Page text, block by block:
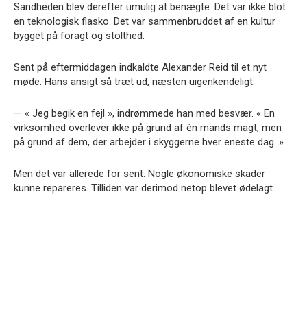
Sandheden blev derefter umulig at benægte. Det var ikke blot
en teknologisk fiasko. Det var sammenbruddet af en kultur
bygget på foragt og stolthed.
Sent på eftermiddagen indkaldte Alexander Reid til et nyt
møde. Hans ansigt så træt ud, næsten uigenkendeligt.
— « Jeg begik en fejl », indrømmede han med besvær. « En
virksomhed overlever ikke på grund af én mands magt, men
på grund af dem, der arbejder i skyggerne hver eneste dag. »
Men det var allerede for sent. Nogle økonomiske skader
kunne repareres. Tilliden var derimod netop blevet ødelagt.